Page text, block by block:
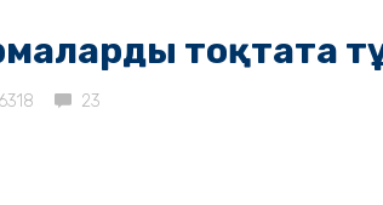
тоқтата
6318 23